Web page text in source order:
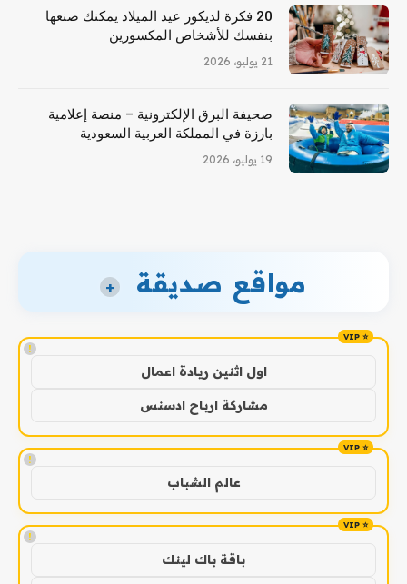
20 فكرة لديكور عيد الميلاد يمكنك صنعها
بنفسك للأشخاص المكسورين
21 يوليو، 2026
صحيفة البرق الإلكترونية – منصة إعلامية
بارزة في المملكة العربية السعودية
19 يوليو، 2026
مواقع صديقة +
!
اول اثنين ريادة اعمال
مشاركة ارباح ادسنس
!
عالم الشباب
!
باقة باك لينك